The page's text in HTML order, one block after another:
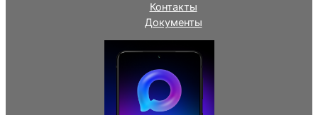
Контакты
Документы